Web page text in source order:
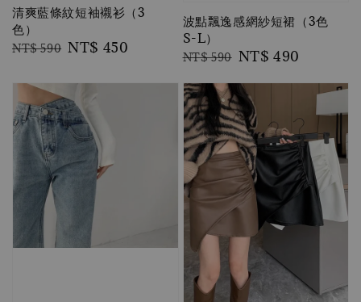
清爽藍條紋短袖襯衫（3
色）
Regular
NT$ 590 Sale
NT$ 450
波點飄逸感網紗短裙（3色
S-L）
Regular
NT$ 590 Sale
NT$ 490